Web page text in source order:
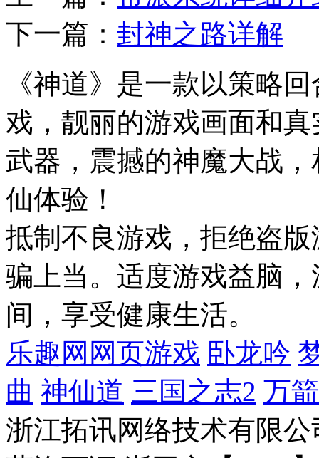
下一篇： 封神之路详解
《神道》是一款以策略
戏，靓丽的游戏画面和
武器，震撼的神魔大战
仙体验！
抵制不良游戏，拒绝盗
骗上当。适度游戏益脑
间，享受健康生活。
乐趣网网页游戏 卧龙吟
曲 神仙道 三国之志2 万
浙江拓讯网络技术有限公